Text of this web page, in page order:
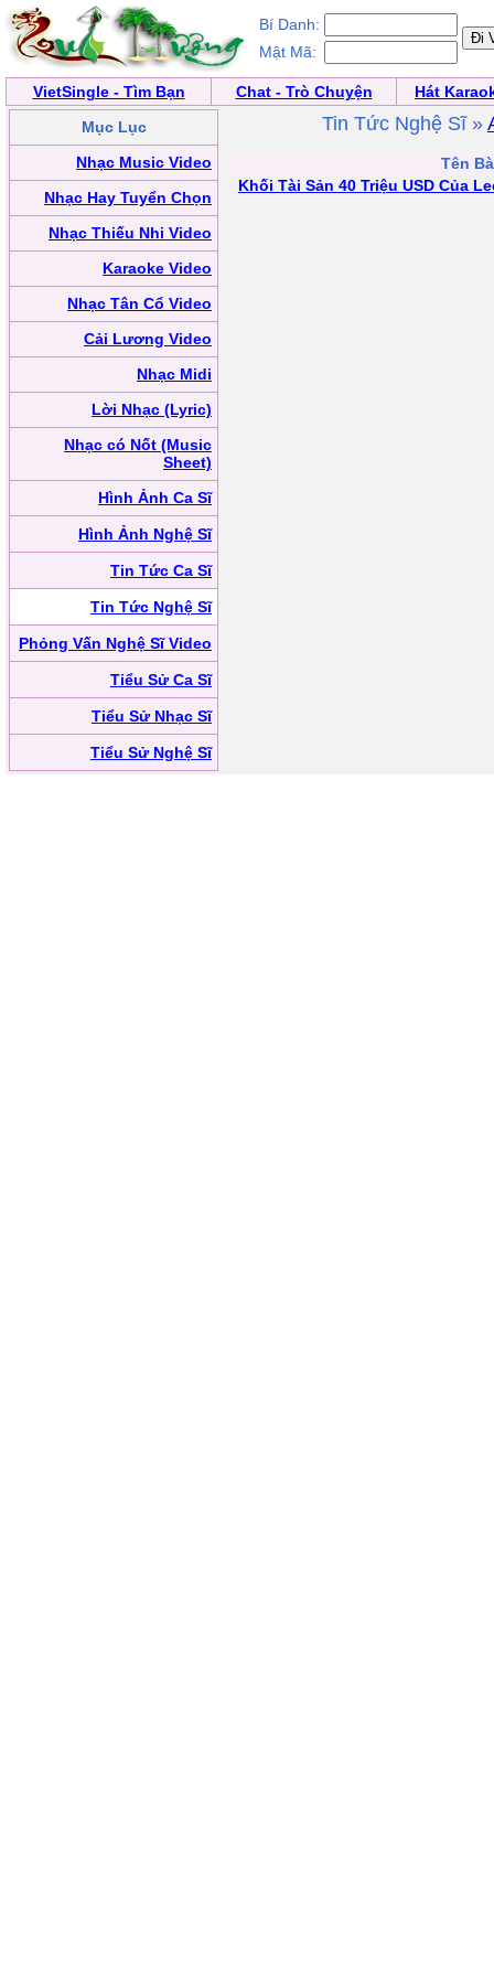
Bí Danh:
Mật Mã:
VietSingle - Tìm Bạn Chat - Trò Chuyện
Hát
Mục Lục
Nhạc Music Video
Nhạc Hay Tuyển Chọn
Nhạc Thiếu Nhi Video
Karaoke Video
Nhạc Tân Cổ Video
Cải Lương Video
Nhạc Midi
Lời Nhạc (Lyric)
Nhạc có Nốt (Music
Sheet)
Hình Ảnh Ca Sĩ
Hình Ảnh Nghệ Sĩ
Tin Tức Ca Sĩ
Tin Tức Nghệ Sĩ
Phỏng Vấn Nghệ Sĩ Video
Tiểu Sử Ca Sĩ
Tiểu Sử Nhạc Sĩ
Tiểu Sử Nghệ Sĩ
Tin Tức Nghệ Sĩ »
Tên
Khối Tài Sản 40 Triệu USD Của